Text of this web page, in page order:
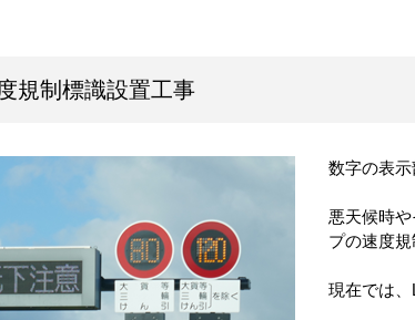
規制標識設置工事
数字の表示
悪天候時
プの速度規
現在では、